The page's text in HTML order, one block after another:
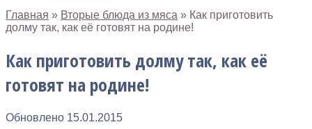
Главная » Вторые блюда из мяса » Как приготовить
долму так, как её готовят на родине!
Как приготовить долму так, как её
готовят на родине!
Обновлено 15.01.2015